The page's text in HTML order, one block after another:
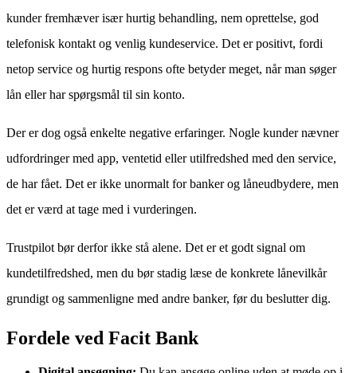
kunder fremhæver især hurtig behandling, nem oprettelse, god
telefonisk kontakt og venlig kundeservice. Det er positivt, fordi
netop service og hurtig respons ofte betyder meget, når man søger
lån eller har spørgsmål til sin konto.
Der er dog også enkelte negative erfaringer. Nogle kunder nævner
udfordringer med app, ventetid eller utilfredshed med den service,
de har fået. Det er ikke unormalt for banker og låneudbydere, men
det er værd at tage med i vurderingen.
Trustpilot bør derfor ikke stå alene. Det er et godt signal om
kundetilfredshed, men du bør stadig læse de konkrete lånevilkår
grundigt og sammenligne med andre banker, før du beslutter dig.
Fordele ved Facit Bank